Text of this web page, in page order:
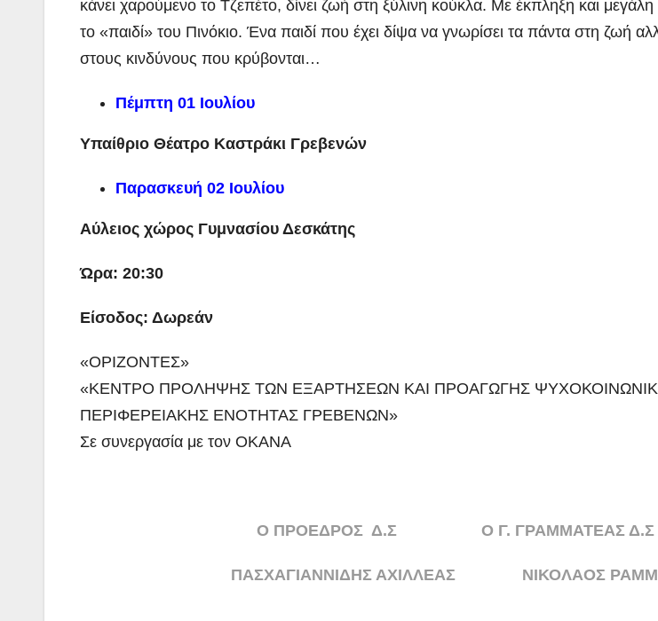
κάνει χαρούμενο το Τζεπέτο, δίνει ζωή στη ξύλινη κούκλα. Με έκπληξη και μεγάλη
το «παιδί» του Πινόκιο. Ένα παιδί που έχει δίψα να γνωρίσει τα πάντα στη ζωή
στους κινδύνους που κρύβονται…
Πέμπτη 01 Ιουλίου
Υπαίθριο Θέατρο Καστράκι Γρεβενών
Παρασκευή 02 Ιουλίου
Αύλειος χώρος Γυμνασίου Δεσκάτης
Ώρα: 20:30
Είσοδος: Δωρεάν
«OΡΙΖΟΝΤΕΣ»
«ΚΕΝΤΡΟ ΠΡΟΛΗΨΗΣ ΤΩΝ ΕΞΑΡΤΗΣΕΩΝ ΚΑΙ ΠΡΟΑΓΩΓΗΣ
ΠΕΡΙΦΕΡΕΙΑΚΗΣ ΕΝΟΤΗΤΑΣ ΓΡΕΒΕΝΩΝ»
Σε συνεργασία με τον ΟΚΑΝΑ
Ο ΠΡΟΕΔΡΟΣ Δ.Σ Ο Γ. ΓΡΑΜΜΑΤΕΑΣ Δ.Σ
ΠΑΣΧΑΓΙΑΝΝΙΔΗΣ ΑΧΙΛΛΕΑΣ ΝΙΚΟΛΑΟΣ